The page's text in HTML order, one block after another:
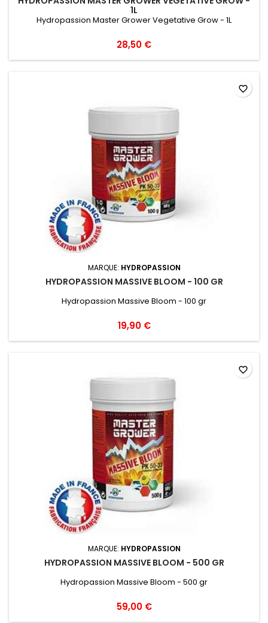
1L
Hydropassion Master Grower Vegetative Grow - 1L
28,50 €
MARQUE: HYDROPASSION
HYDROPASSION MASSIVE BLOOM - 100 GR
Hydropassion Massive Bloom - 100 gr
19,90 €
favorite_border
MARQUE: HYDROPASSION
HYDROPASSION MASSIVE BLOOM - 500 GR
Hydropassion Massive Bloom - 500 gr
59,00 €
favorite_border